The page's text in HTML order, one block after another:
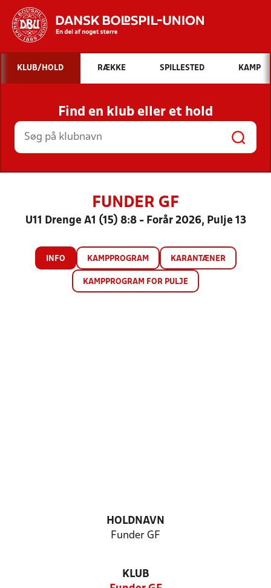
Hvad vil du søge efter?
INDHOLD OG NYHEDER
STILLINGER, RESULTATER, KLUBBER OG
HOLD
KLUB/HOLD RÆKKE SPILLESTED KAMP
Find en klub eller et hold
FUNDER GF
U11 Drenge A1 (15) 8:8 - Forår 2026, Pulje 13
INFO KAMPPROGRAM KARANTÆNER
KAMPPROGRAM FOR PULJE
HOLDNAVN
Funder GF
KLUB